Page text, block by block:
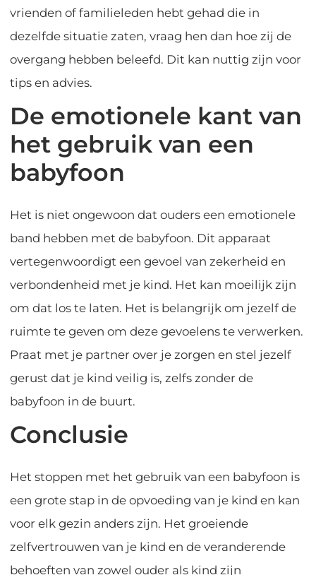
vrienden of familieleden hebt gehad die in
dezelfde situatie zaten, vraag hen dan hoe zij de
overgang hebben beleefd. Dit kan nuttig zijn voor
tips en advies.
De emotionele kant van
het gebruik van een
babyfoon
Het is niet ongewoon dat ouders een emotionele
band hebben met de babyfoon. Dit apparaat
vertegenwoordigt een gevoel van zekerheid en
verbondenheid met je kind. Het kan moeilijk zijn
om dat los te laten. Het is belangrijk om jezelf de
ruimte te geven om deze gevoelens te verwerken.
Praat met je partner over je zorgen en stel jezelf
gerust dat je kind veilig is, zelfs zonder de
babyfoon in de buurt.
Conclusie
Het stoppen met het gebruik van een babyfoon is
een grote stap in de opvoeding van je kind en kan
voor elk gezin anders zijn. Het groeiende
zelfvertrouwen van je kind en de veranderende
behoeften van zowel ouder als kind zijn